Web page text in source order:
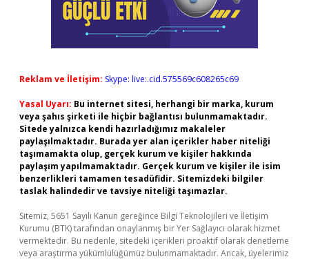
Reklam ve İletişim: Skype: live:.cid.575569c608265c69
Yasal Uyarı: Bu internet sitesi, herhangi bir marka, kurum
veya şahıs şirketi ile hiçbir bağlantısı bulunmamaktadır.
Sitede yalnızca kendi hazırladığımız makaleler
paylaşılmaktadır. Burada yer alan içerikler haber niteliği
taşımamakta olup, gerçek kurum ve kişiler hakkında
paylaşım yapılmamaktadır. Gerçek kurum ve kişiler ile isim
benzerlikleri tamamen tesadüfidir. Sitemizdeki bilgiler
taslak halindedir ve tavsiye niteliği taşımazlar.
Sitemiz, 5651 Sayılı Kanun gereğince Bilgi Teknolojileri ve İletişim
Kurumu (BTK) tarafından onaylanmış bir Yer Sağlayıcı olarak hizmet
vermektedir. Bu nedenle, sitedeki içerikleri proaktif olarak denetleme
veya araştırma yükümlülüğümüz bulunmamaktadır. Ancak, üyelerimiz